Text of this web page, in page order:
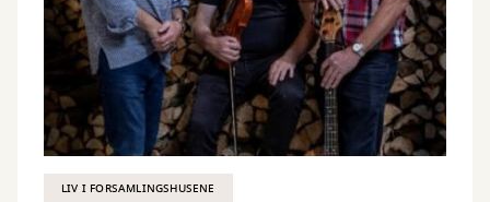
LIV I FORSAMLINGSHUSENE